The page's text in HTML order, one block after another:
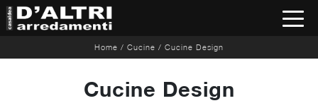
Home / Cucine / Cucine Design
Cucine Design